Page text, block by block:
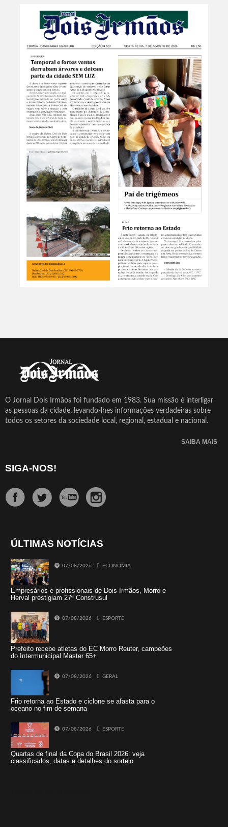
O Jornal Dois Irmãos foi fundado em 1983. Sua missão é interligar
as pessoas da cidade, levando-lhes informações verdadeiras sobre
todos os setores da sociedade local, regional, estadual e nacional.
SAIBA MAIS
SIGA-NOS!
ÚLTIMAS NOTÍCIAS
07/08/2026 ECONOMIA
Empresários e profissionais de Dois Irmãos, Morro e
Herval prestigiam 27ª Construsul
07/08/2026 ESPORTE
Prefeito recebe atletas do EC Morro Reuter, campeões
do Intermunicipal Master 65+
07/08/2026 GERAL
Frio retorna ao Estado e ciclone se afasta para o
oceano no fim de semana
07/08/2026 ESPORTE
Quartas de final da Copa do Brasil 2026: veja
classificados, datas e detalhes do sorteio